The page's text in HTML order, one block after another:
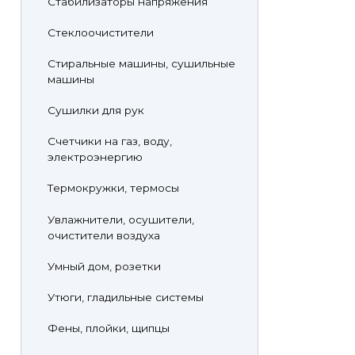
Стеклоочистители
Стиральные машины, сушильные
машины
Сушилки для рук
Счетчики на газ, воду,
электроэнергию
Термокружки, термосы
Увлажнители, осушители,
очистители воздуха
Умный дом, розетки
Утюги, гладильные системы
Фены, плойки, щипцы